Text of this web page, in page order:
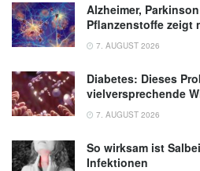
Alzheimer,
Pflanzenstoffe zeigt
7. AUGUST 2026
Diabetes: Dieses
vielversprechende
7. AUGUST 2026
So wirksam ist
Infektionen